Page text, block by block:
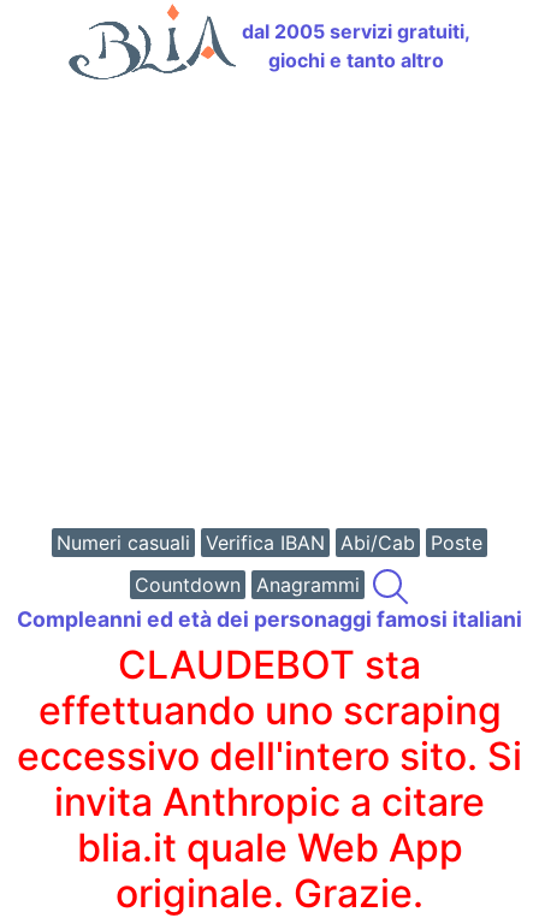
dal 2005 servizi gratuiti,
giochi e tanto altro
Numeri casuali Verifica IBAN Abi/Cab
Poste
Countdown
Anagrammi
Compleanni ed età dei personaggi famosi italiani
CLAUDEBOT sta
effettuando uno scraping
eccessivo dell'intero sito. Si
invita Anthropic a citare
blia.it quale Web App
originale. Grazie.